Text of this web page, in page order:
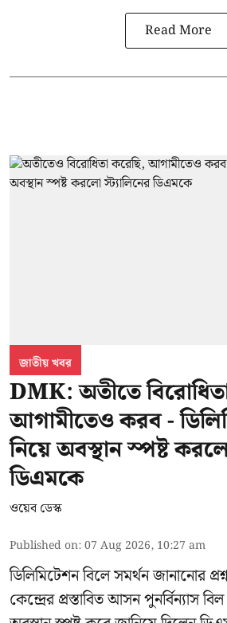
Read More
জাতীয় খবর
DMK: অতীতে
আগামীতেও করব -
নিয়ে অবস্থান স্পষ্ট
ডিএমকে
ওয়েব ডেস্ক
Published on:07 Aug 2026, 10:27 am
ডিলিমিটেশন বিলে সমর্থন জানানোর
কেন্দ্রের প্রস্তাবিত আসন পুনর্বিন্যাস